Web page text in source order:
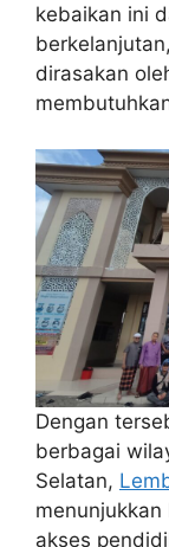
kebaikan ini
dirasakan
Dengan
berbagai
Selatan,
akses